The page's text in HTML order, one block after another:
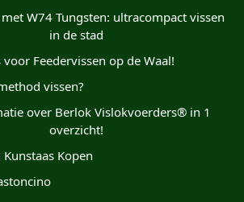
W74 Tungsten: ultracompact vissen
in de stad
voor Feedervissen op de Waal!
vissen?
over Berlok Vislokvoerders® in 1
overzicht!
Kopen